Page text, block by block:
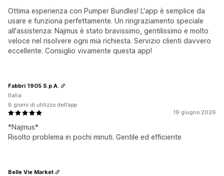
Ottima esperienza con Pumper Bundles! L'app è semplice da
usare e funziona perfettamente. Un ringraziamento speciale
all'assistenza: Najmus è stato bravissimo, gentilissimo e molto
veloce nel risolvere ogni mia richiesta. Servizio clienti davvero
eccellente. Consiglio vivamente questa app!
19 giugno 2026
*Najmus*
Risolto problema in pochi minuti. Gentile ed efficiente
Fabbri 1905 S.p.A.
Italia
8 giorni di utilizzo dell’app
Belle Vie Market